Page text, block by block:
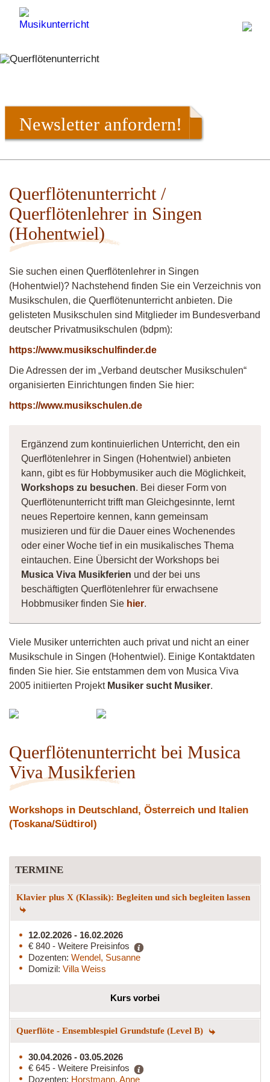
Newsletter anfordern!
Querflötenunterricht /
Querflötenlehrer in Singen
(Hohentwiel)
Sie suchen einen Querflötenlehrer in Singen
(Hohentwiel)? Nachstehend finden Sie ein Verzeichnis von
Musikschulen, die Querflötenunterricht anbieten. Die
gelisteten Musikschulen sind Mitglieder im Bundesverband
deutscher Privatmusikschulen (bdpm):
https://www.musikschulfinder.de
Die Adressen der im „Verband deutscher Musikschulen“
organisierten Einrichtungen finden Sie hier:
https://www.musikschulen.de
Ergänzend zum kontinuierlichen Unterricht, den ein
Querflötenlehrer in Singen (Hohentwiel) anbieten
kann, gibt es für Hobbymusiker auch die Möglichkeit,
Workshops zu besuchen. Bei dieser Form von
Querflötenunterricht trifft man Gleichgesinnte, lernt
neues Repertoire kennen, kann gemeinsam
musizieren und für die Dauer eines Wochenendes
oder einer Woche tief in ein musikalisches Thema
eintauchen. Eine Übersicht der Workshops bei
Musica Viva Musikferien und der bei uns
beschäftigten Querflötenlehrer für erwachsene
Hobbmusiker finden Sie hier.
Viele Musiker unterrichten auch privat und nicht an einer
Musikschule in Singen (Hohentwiel). Einige Kontaktdaten
finden Sie hier. Sie entstammen dem von Musica Viva
2005 initiierten Projekt Musiker sucht Musiker.
Vittorio
Querflötenunterricht bei Musica
Viva Musikferien
Workshops in Deutschland, Österreich und Italien
(Toskana/Südtirol)
TERMINE
Klavier plus X (Klassik): Begleiten und sich begleiten lassen
12.02.2026 - 16.02.2026
€ 840 - Weitere Preisinfos
Dozenten: Wendel, Susanne
Domizil: Villa Weiss
Kurs vorbei
Querflöte - Ensemblespiel Grundstufe (Level B)
30.04.2026 - 03.05.2026
€ 645 - Weitere Preisinfos
Dozenten: Horstmann, Anne